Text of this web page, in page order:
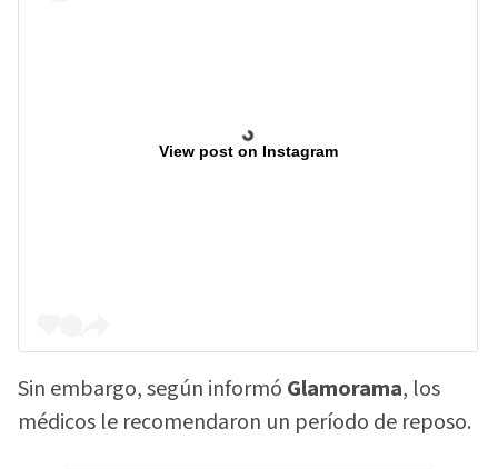
View post on Instagram
Sin embargo, según informó Glamorama, los
médicos le recomendaron un período de reposo.